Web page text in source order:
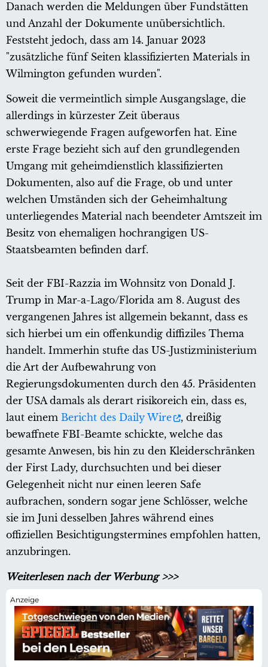
Danach werden die Meldungen über Fundstätten
und Anzahl der Dokumente unübersichtlich.
Feststeht jedoch, dass am 14. Januar 2023
"zusätzliche fünf Seiten klassifizierten Materials in
Wilmington gefunden wurden".
Soweit die vermeintlich simple Ausgangslage, die
allerdings in kürzester Zeit überaus
schwerwiegende Fragen aufgeworfen hat. Eine
erste Frage bezieht sich auf den grundlegenden
Umgang mit geheimdienstlich klassifizierten
Dokumenten, also auf die Frage, ob und unter
welchen Umständen sich der Geheimhaltung
unterliegendes Material nach beendeter Amtszeit im
Besitz von ehemaligen hochrangigen US-
Staatsbeamten befinden darf.
Seit der FBI-Razzia im Wohnsitz von Donald J.
Trump in Mar-a-Lago/Florida am 8. August des
vergangenen Jahres ist allgemein bekannt, dass es
sich hierbei um ein offenkundig diffiziles Thema
handelt. Immerhin stufte das US-Justizministerium
die Art der Aufbewahrung von
Regierungsdokumenten durch den 45. Präsidenten
der USA damals als derart risikoreich ein, dass es,
laut einem Bericht des Daily Wire
, dreißig
bewaffnete FBI-Beamte schickte, welche das
gesamte Anwesen, bis hin zu den Kleiderschränken
der First Lady, durchsuchten und bei dieser
Gelegenheit nicht nur einen leeren Safe
aufbrachen, sondern sogar jene Schlösser, welche
sie im Juni desselben Jahres während eines
offiziellen Besichtigungstermines empfohlen hatten,
anzubringen.
Weiterlesen nach der Werbung >>>